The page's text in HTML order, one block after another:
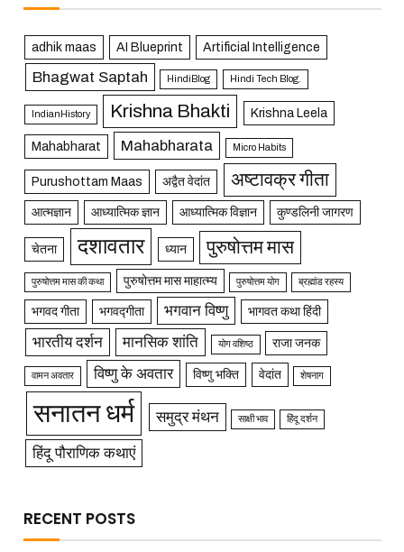
adhik maas AI Blueprint Artificial Intelligence
Bhagwat Saptah HindiBlog Hindi Tech Blog.
IndianHistory Krishna Bhakti Krishna Leela
Mahabharat Mahabharata Micro Habits
Purushottam Maas अद्वैत वेदांत अष्टावक्र गीता
आत्मज्ञान आध्यात्मिक ज्ञान आध्यात्मिक विज्ञान कुण्डलिनी जागरण
चेतना दशावतार ध्यान पुरुषोत्तम मास
पुरुषोत्तम मास की कथा पुरुषोत्तम मास माहात्म्य पुरुषोत्तम योग ब्रह्मांड रहस्य
भगवद गीता भगवद्गीता भगवान विष्णु भागवत कथा हिंदी
भारतीय दर्शन मानसिक शांति योग वशिष्ठ राजा जनक
वामन अवतार विष्णु के अवतार विष्णु भक्ति वेदांत शेषनाग
सनातन धर्म समुद्र मंथन साक्षी भाव हिंदू दर्शन
हिंदू पौराणिक कथाएं
RECENT POSTS